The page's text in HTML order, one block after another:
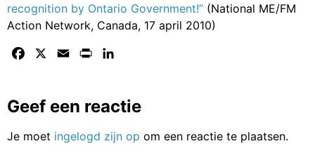
recognition by Ontario Government!” (National ME/FM
Action Network, Canada, 17 april 2010)
Facebook Email Print
Geef een reactie
Je moet ingelogd zijn op om een reactie te plaatsen.